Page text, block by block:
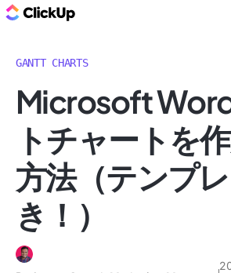
GANTT CHARTS
Microsoft
トチャートを
方法（テンプ
き！）